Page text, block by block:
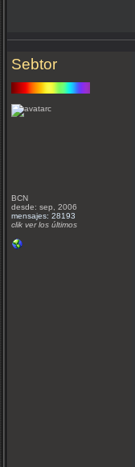
Sebtor
BCN
desde: sep, 2006
mensajes: 28193
clik ver los últimos